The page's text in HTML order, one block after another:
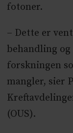
fotoner.
– Dette er
behandling
forskningen
mangler, sier
(OUS).